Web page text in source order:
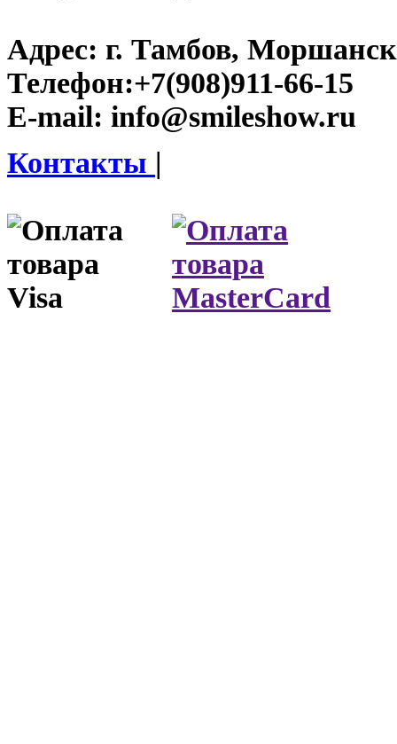
Адрес: г. Тамбов,
Телефон:+7(908)911-66-15
E-mail: info@smileshow.ru
Контакты |